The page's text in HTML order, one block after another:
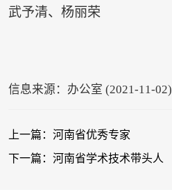
武予清、杨丽荣
信息来源：办公室 (2021-11-02)
上一篇：河南省优秀专家
下一篇：河南省学术技术带头人